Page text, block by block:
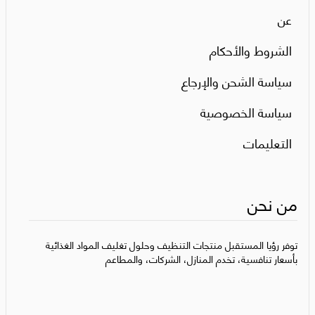
عن
الشروط والأحكام
سياسة الشحن والإرجاع
سياسة الخصوصية
التعليمات
من نحن
توفر رؤيا المستقبل منتجات التنظيف وحلول تغليف المواد الغذائية
بأسعار تنافسية، تخدم المنازل، الشركات، والمطاعم